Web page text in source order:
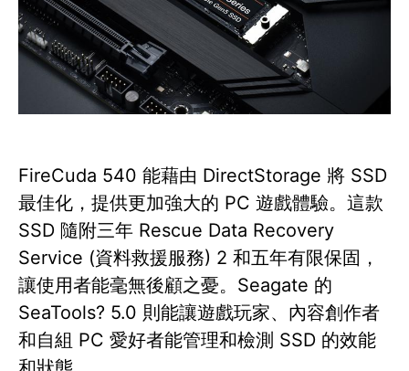
FireCuda 540 能藉由 DirectStorage 將 SSD
最佳化，提供更加強大的 PC 遊戲體驗。這款
SSD 隨附三年 Rescue Data Recovery
Service (資料救援服務) 2 和五年有限保固，
讓使用者能毫無後顧之憂。Seagate 的
SeaTools? 5.0 則能讓遊戲玩家、內容創作者
和自組 PC 愛好者能管理和檢測 SSD 的效能